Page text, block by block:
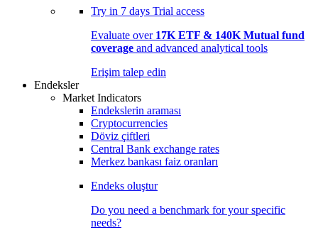
Try in 7 days Trial access
Evaluate over 17K ETF & 140K Mutual fund
coverage and advanced analytical tools
Erişim talep edin
Endeksler
Market Indicators
Endekslerin araması
Cryptocurrencies
Döviz çiftleri
Central Bank exchange rates
Merkez bankası faiz oranları
Endeks oluştur
Do you need a benchmark for your specific
needs?